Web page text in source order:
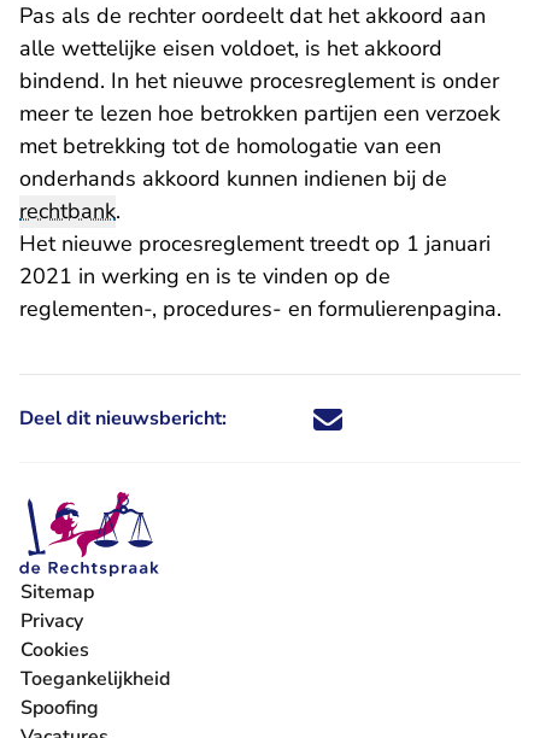
Pas als de rechter oordeelt dat het akkoord aan
alle wettelijke eisen voldoet, is het akkoord
bindend. In het nieuwe procesreglement is onder
meer te lezen hoe betrokken partijen een verzoek
met betrekking tot de homologatie van een
onderhands akkoord kunnen indienen bij de
rechtbank.
Het nieuwe procesreglement treedt op 1 januari
2021 in werking en is te vinden op de
reglementen-, procedures- en formulierenpagina.
Deel dit nieuwsbericht: Deel dit nieuwsbericht via X -
Deel dit nieuwsbericht via
Deel dit nieuwsbericht
Deel dit
Sitemap
Privacy
Cookies
Toegankelijkheid
Spoofing